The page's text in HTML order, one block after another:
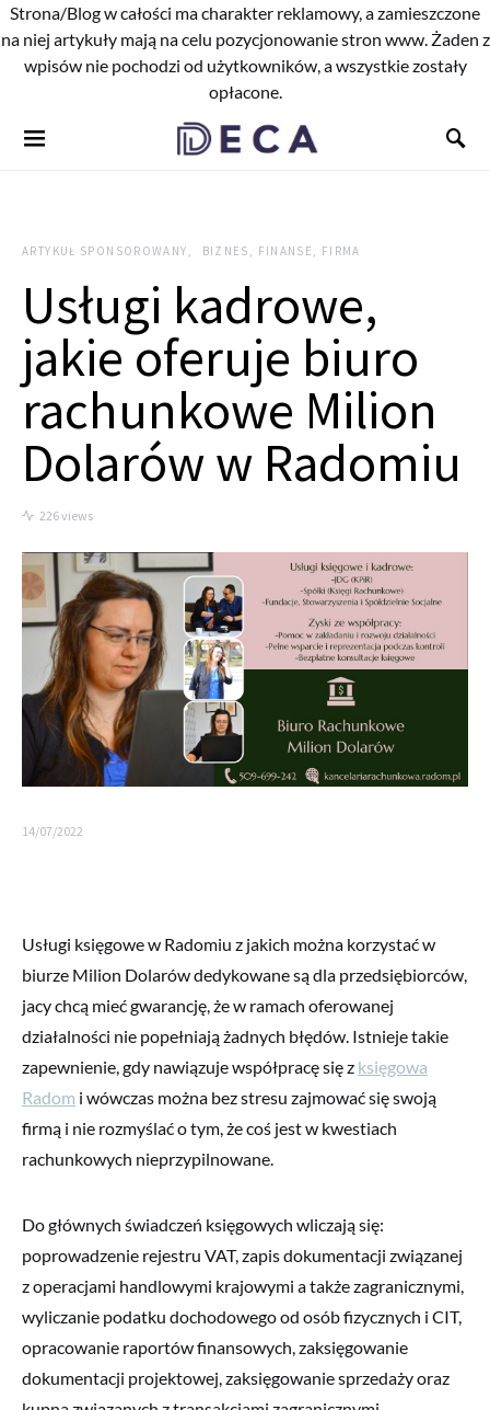
Strona/Blog w całości ma charakter reklamowy, a zamieszczone
na niej artykuły mają na celu pozycjonowanie stron www. Żaden z
wpisów nie pochodzi od użytkowników, a wszystkie zostały
opłacone.
ARTYKUŁ SPONSOROWANY BIZNES, FINANSE, FIRMA
Usługi kadrowe,
jakie oferuje biuro
rachunkowe Milion
Dolarów w Radomiu
226 views
14/07/2022
Usługi księgowe w Radomiu z jakich można korzystać w
biurze Milion Dolarów dedykowane są dla przedsiębiorców,
jacy chcą mieć gwarancję, że w ramach oferowanej
działalności nie popełniają żadnych błędów. Istnieje takie
zapewnienie, gdy nawiązuje współpracę się z księgowa
Radom i wówczas można bez stresu zajmować się swoją
firmą i nie rozmyślać o tym, że coś jest w kwestiach
rachunkowych nieprzypilnowane.
Do głównych świadczeń księgowych wliczają się:
poprowadzenie rejestru VAT, zapis dokumentacji związanej
z operacjami handlowymi krajowymi a także zagranicznymi,
wyliczanie podatku dochodowego od osób fizycznych i CIT,
opracowanie raportów finansowych, zaksięgowanie
dokumentacji projektowej, zaksięgowanie sprzedaży oraz